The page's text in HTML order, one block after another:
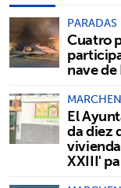
PARADAS
Cuatro
nave
El
da diez
XXIII'